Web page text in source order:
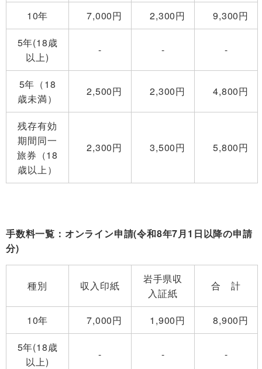
10年 7,000円 2,300円
9,300円
5年(18歳
以上)
- - -
5年（18
歳未満）
2,500円 2,300円 4,800円
残存有効
期間同一
旅券（18
歳以上）
2,300円 3,500円 5,800円
手数料一覧：オンライン申請(令和8年7月1日以降の申請
分)
種別 収入印紙
岩手県収
入証紙
合 計
10年 7,000円 1,900円
8,900円
5年(18歳
以上)
- - -